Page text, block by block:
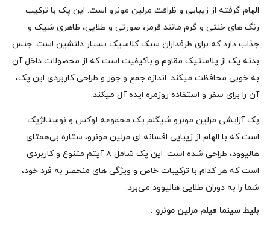
الهام گرفته از زیبایی و ظرافت مرلین مونرو است. این پک با ترکیب
رنگ های خنثی و گرم مانند قرمز، صورتی و طلایی، ظاهری شیک و
جذاب دارد که برای طرفداران سبک کلاسیک بسیار دلنشین است. جنس
بدنه پک از پلاستیک مقاوم و باکیفیت است که از محصولات داخل آن
به خوبی محافظت میکند. اندازه جمع و جور و طراحی کاربردی این پک،
آن را برای سفر و استفاده روزمره ایده آل میکند.
پک آرایشی مرلین مونرو شیگلم یک مجموعه‌ لوکس و نوستالژیک
است که با الهام از زیبایی افسانه‌ ای مرلین مونرو، ستاره‌ بی‌همتای
هالیوود، طراحی شده است. این پک شامل ۸ آیتم متنوع و کاربردی
است که هر کدام با ترکیبات خاص و ویژگی‌ های منحصر به فرد خود،
شما را به دوران طلایی هالیوود می‌برد.
بلیط سینما فیلم مرلین مونرو :